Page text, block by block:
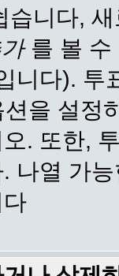
습니다,
를 볼 수
니다).
을 설정
. 또한,
나열 가